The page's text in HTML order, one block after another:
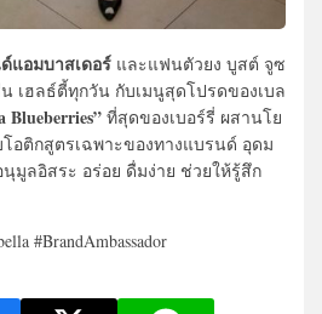
แอมบาสเดอร์ และแฟนตัวยง บูสต์ จูซ
เฮลธ์ตี้ทุกวัน กับเมนูสุดโปรดของเบล
Blueberries” ที่สุดของเบอร์รี่ ผสานโย
โอติกสูตรเฉพาะของทางแบรนด์ อุดม
มูลอิสระ อร่อย ดื่มง่าย ช่วยให้รู้สึก
#BrandAmbassador